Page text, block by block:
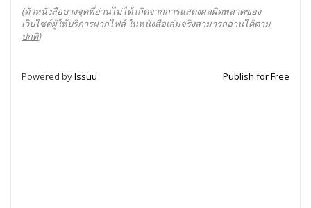
(ตัวหนังสือบางจุดที่อ่านไม่ได้ เกิดจากการแสดงผลผิดพลาดของ
เว็บไซต์ผู้ให้บริการฝากไฟล์ ในหนังสือเล่มจริงสามารถอ่านได้ตาม
ปกติ)
Powered byIssuu Publish for Free